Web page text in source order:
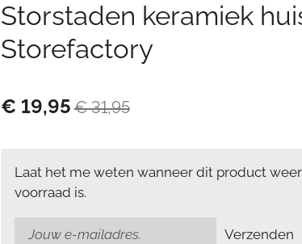
Storstaden keramiek huis
Storefactory
€ 19,95 € 31,95
Laat het me weten wanneer dit product
voorraad is.
Verzenden